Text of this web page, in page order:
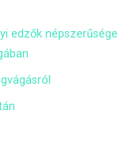
edzők népszerűsége